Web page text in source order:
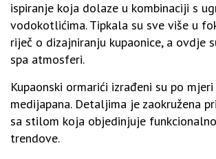
ispiranje koja dolaze u kombinaciji s
vodokotlićima. Tipkala su sve više u
riječ o dizajniranju kupaonice, a ovdje
spa atmosferi.
Kupaonski ormarići izrađeni su po
medijapana. Detaljima je zaokružena
sa stilom koja objedinjuje
trendove.